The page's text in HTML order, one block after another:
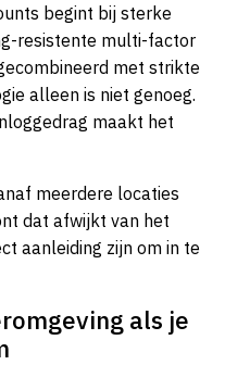
begint bij sterke
resistente multi-factor
met strikte
alleen is niet genoeg.
maakt het
meerdere locaties
dat afwijkt van het
aanleiding zijn om in te
als je